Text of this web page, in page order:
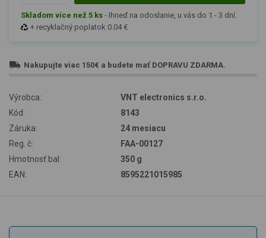
+ recyklačný poplatok 0.04 €
Skladom více než 5 ks - Ihneď na odoslanie, u vás do 1 - 3 dní.
Nakupujte viac 150€ a budete mať DOPRAVU ZDARMA.
Výrobca:
VNT electronics s.r.o.
Kód:
8143
Záruka:
24 mesiacu
Reg. č:
FAA-00127
Hmotnosť bal:
350 g
EAN:
8595221015985